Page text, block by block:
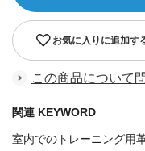
お気に入りに追加す
この商品について
関連 KEYWORD
室内でのトレーニング用